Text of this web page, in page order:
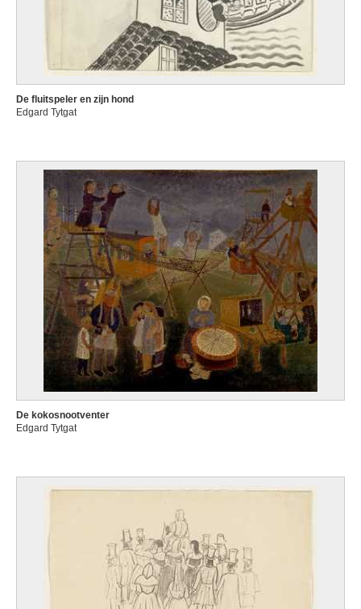
De fluitspeler en zijn hond
Edgard Tytgat
De kokosnootventer
Edgard Tytgat